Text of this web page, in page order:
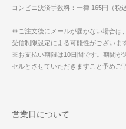
コンビニ決済手数料：一律 165円（税込
※ご注文後にメールが届かない場合は
受信制限設定による可能性がございます
※お支払い期限は10日間です。期間が
セルとさせていただきますこと予めご
営業日について